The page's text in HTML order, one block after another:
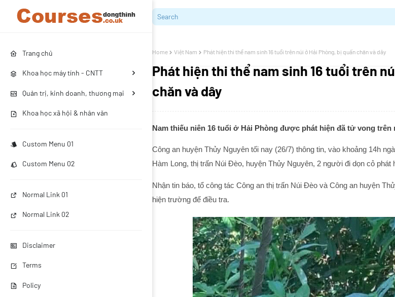
Trang chủ
Khoa học máy tính - CNTT
Quản trị, kinh doanh, thương mại
Khoa học xã hội & nhân văn
Custom Menu 01
Custom Menu 02
Normal Link 01
Normal Link 02
Disclaimer
Terms
Policy
Home Việt Nam Phát hiện thi thể nam sinh 16 tuổi trên núi ở Hải Phòng, bị quấn chăn và dây
Phát hiện thi thể nam sinh 16 tuổi trên
chăn và dây
Nam thiếu niên 16 tuổi ở Hải Phòng được phát hiện đã tử vong
Công an huyện Thủy Nguyên tối nay (26/7) thông tin, vào khoảng 14h
Hàm Long, thị trấn Núi Đèo, huyện Thủy Nguyên, 2 người đi dọn cỏ phát
Nhận tin báo, tổ công tác Công an thị trấn Núi Đèo và Công an huyện
hiện trường để điều tra.